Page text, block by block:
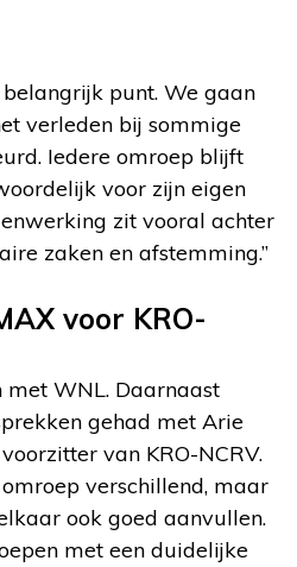
belangrijk punt. We gaan
verleden bij sommige
Iedere omroep blijft
voor zijn eigen
zit vooral achter
zaken en afstemming.”
voor KRO-
met WNL. Daarnaast
gehad met Arie
van KRO-NCRV.
verschillend, maar
ook goed aanvullen.
met een duidelijke